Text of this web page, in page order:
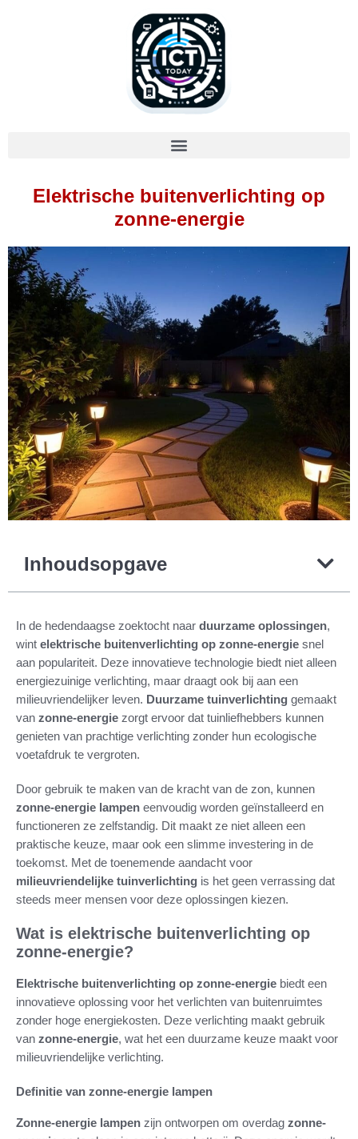
Elektrische buitenverlichting op
zonne-energie
Inhoudsopgave
In de hedendaagse zoektocht naar duurzame oplossingen,
wint elektrische buitenverlichting op zonne-energie snel
aan populariteit. Deze innovatieve technologie biedt niet alleen
energiezuinige verlichting, maar draagt ook bij aan een
milieuvriendelijker leven. Duurzame tuinverlichting gemaakt
van zonne-energie zorgt ervoor dat tuinliefhebbers kunnen
genieten van prachtige verlichting zonder hun ecologische
voetafdruk te vergroten.
Door gebruik te maken van de kracht van de zon, kunnen
zonne-energie lampen eenvoudig worden geïnstalleerd en
functioneren ze zelfstandig. Dit maakt ze niet alleen een
praktische keuze, maar ook een slimme investering in de
toekomst. Met de toenemende aandacht voor
milieuvriendelijke tuinverlichting is het geen verrassing dat
steeds meer mensen voor deze oplossingen kiezen.
Wat is elektrische buitenverlichting op
zonne-energie?
Elektrische buitenverlichting op zonne-energie biedt een
innovatieve oplossing voor het verlichten van buitenruimtes
zonder hoge energiekosten. Deze verlichting maakt gebruik
van zonne-energie, wat het een duurzame keuze maakt voor
milieuvriendelijke verlichting.
Definitie van zonne-energie lampen
Zonne-energie lampen zijn ontworpen om overdag zonne-